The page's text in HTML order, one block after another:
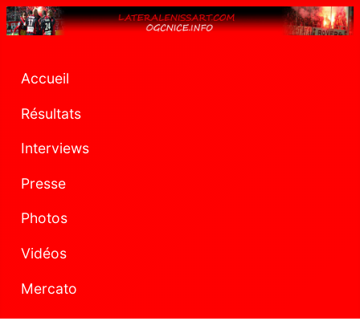
Accueil
Résultats
Interviews
Presse
Photos
Vidéos
Mercato